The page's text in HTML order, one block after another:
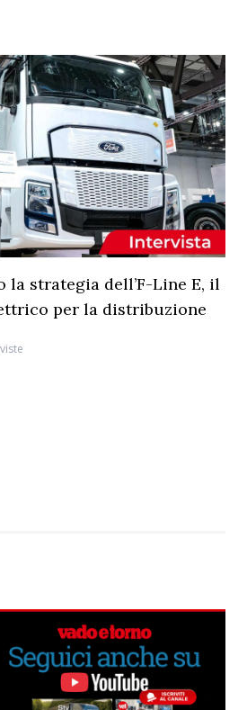
la strategia dell’F-Line E, il
per la distribuzione